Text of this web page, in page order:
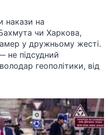
накази на
чи Харкова,
у дружньому жесті.
не підсудний
геополітики, від